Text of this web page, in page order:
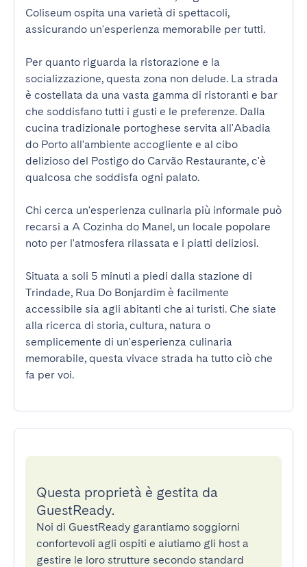
Coliseum ospita una varietà di spettacoli,
assicurando un'esperienza memorabile per tutti.
Per quanto riguarda la ristorazione e la
socializzazione, questa zona non delude. La strada
è costellata da una vasta gamma di ristoranti e bar
che soddisfano tutti i gusti e le preferenze. Dalla
cucina tradizionale portoghese servita all'Abadia
do Porto all'ambiente accogliente e al cibo
delizioso del Postigo do Carvão Restaurante, c'è
qualcosa che soddisfa ogni palato.
Chi cerca un'esperienza culinaria più informale può
recarsi a A Cozinha do Manel, un locale popolare
noto per l'atmosfera rilassata e i piatti deliziosi.
Situata a soli 5 minuti a piedi dalla stazione di
Trindade, Rua Do Bonjardim è facilmente
accessibile sia agli abitanti che ai turisti. Che siate
alla ricerca di storia, cultura, natura o
semplicemente di un'esperienza culinaria
memorabile, questa vivace strada ha tutto ciò che
fa per voi.
Questa proprietà è gestita da
GuestReady.
Noi di GuestReady garantiamo soggiorni
confortevoli agli ospiti e aiutiamo gli host a
gestire le loro strutture secondo standard